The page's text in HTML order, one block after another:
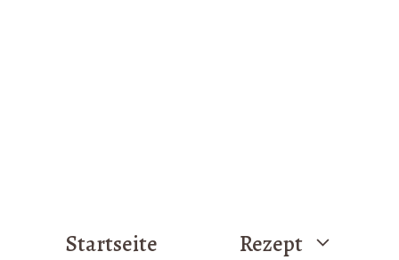
Startseite
Rezept